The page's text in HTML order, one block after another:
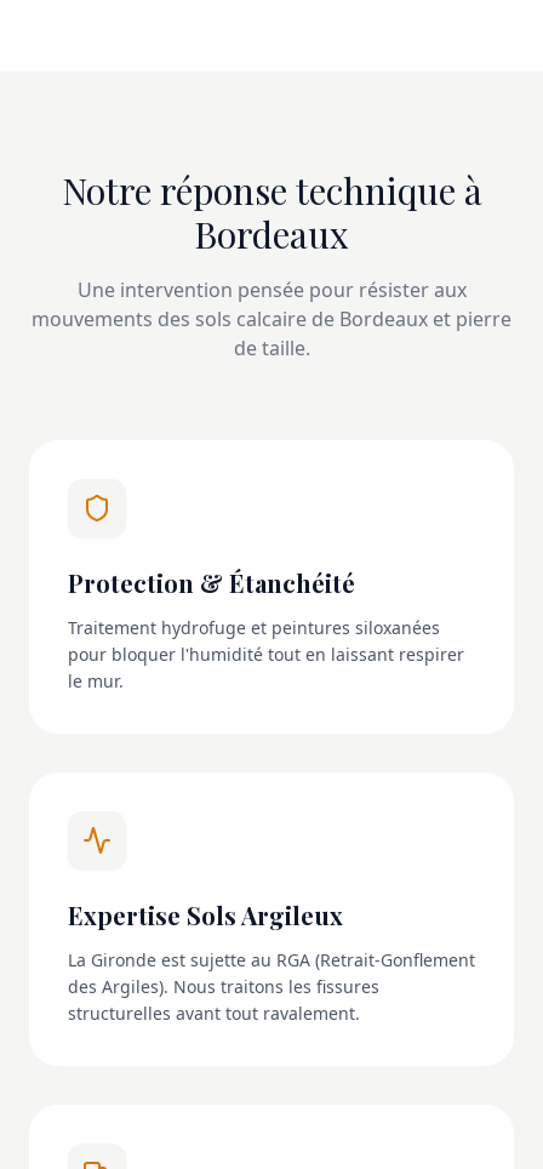
Notre réponse technique à
Bordeaux
Une intervention pensée pour résister aux
mouvements des sols calcaire de Bordeaux et pierre
de taille.
Protection & Étanchéité
Traitement hydrofuge et peintures siloxanées
pour bloquer l'humidité tout en laissant respirer
le mur.
Expertise Sols Argileux
La Gironde est sujette au RGA (Retrait-Gonflement
des Argiles). Nous traitons les fissures
structurelles avant tout ravalement.